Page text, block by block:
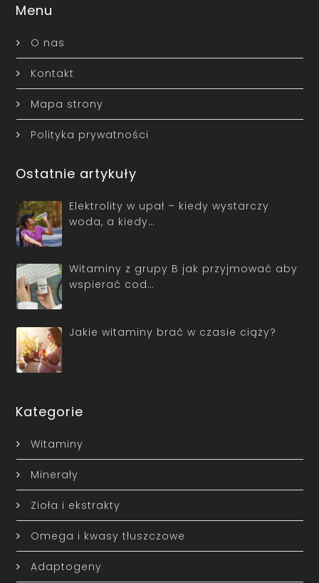
Menu
O nas
Kontakt
Mapa strony
Polityka prywatności
Ostatnie artykuły
Elektrolity w upał – kiedy wystarczy
woda, a kiedy…
Witaminy z grupy B jak przyjmować aby
wspierać cod…
Jakie witaminy brać w czasie ciąży?
Kategorie
Witaminy
Minerały
Zioła i ekstrakty
Omega i kwasy tłuszczowe
Adaptogeny